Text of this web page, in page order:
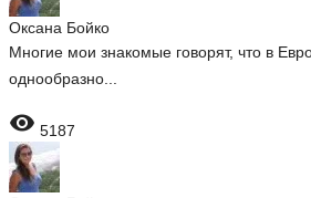
Оксана Бойко
Многие мои знакомые говорят, что в
однообразно...
 5187